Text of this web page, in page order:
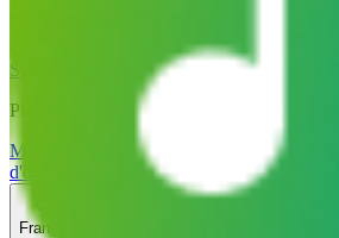
Suppresseur Vocal AISéparateur de Pistes IA
Plus d'outils musicaux
Mastering par IASéquenceur MIDI IA
d'outils
Français